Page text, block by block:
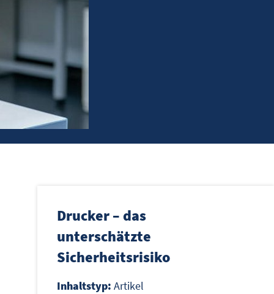
Drucker – das
unterschätzte
Sicherheitsrisiko
Inhaltstyp: Artikel